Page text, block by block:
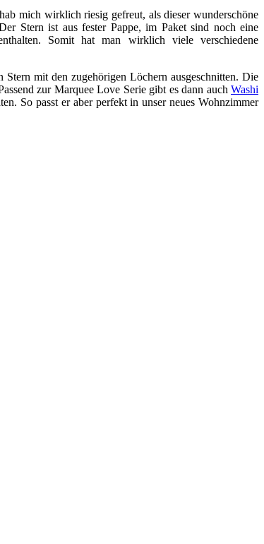
mich wirklich riesig gefreut, als dieser wunderschöne
Stern ist aus fester Pappe, im Paket sind noch eine
Somit hat man wirklich viele verschiedene
Stern mit den zugehörigen Löchern ausgeschnitten. Die
zur Marquee Love Serie gibt es dann auch Washi
So passt er aber perfekt in unser neues Wohnzimmer